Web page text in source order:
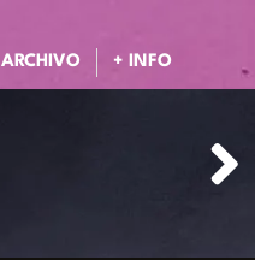
ARCHIVO + INFO